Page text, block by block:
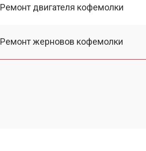
Ремонт двигателя кофемолки
Ремонт жерновов кофемолки